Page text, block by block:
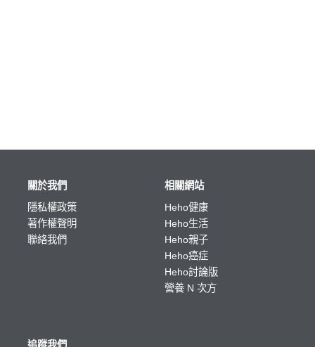
關於我們
隱私權政策
著作權聲明
聯絡我們
相關網站
Heho健康
Heho生活
Heho親子
Heho癌症
Heho討論版
營養 N 次方